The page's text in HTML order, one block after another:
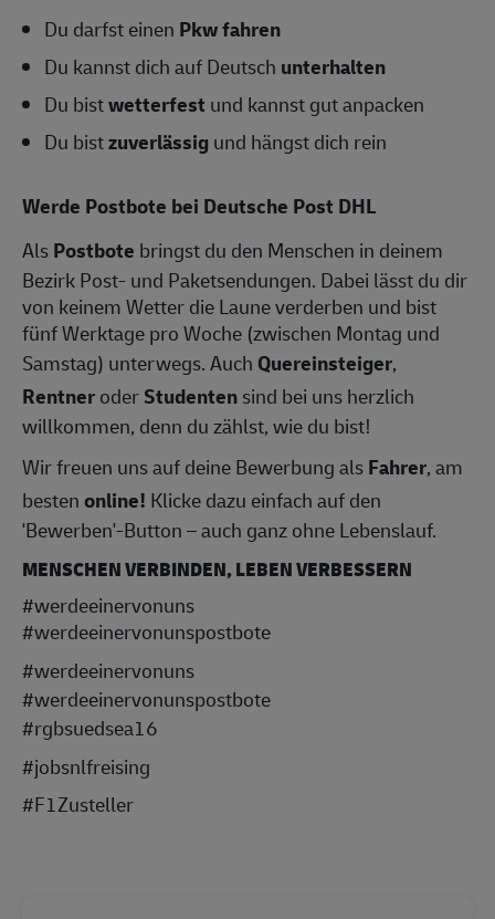
Du darfst einen Pkw fahren
Du kannst dich auf Deutsch unterhalten
Du bistwetterfest und kannst gut anpacken
Du bistzuverlässigund hängst dich rein
Werde Postbote bei Deutsche Post DHL
AlsPostbote bringst du den Menschen in deinem
Bezirk Post- und Paketsendungen. Dabei lässt du dir
von keinem Wetter die Laune verderben und bist
fünf Werktage pro Woche (zwischen Montag und
Samstag) unterwegs. Auch Quereinsteiger,
RentneroderStudentensind bei uns herzlich
willkommen, denn du zählst, wie du bist!
Wir freuen uns auf deine Bewerbung alsFahrer, am
bestenonline! Klicke dazu einfach auf den
'Bewerben'-Button – auch ganz ohne Lebenslauf.
MENSCHEN VERBINDEN, LEBEN VERBESSERN
#werdeeinervonuns
#werdeeinervonunspostbote
#werdeeinervonuns
#werdeeinervonunspostbote
#rgbsuedsea16
#jobsnlfreising
#F1Zusteller